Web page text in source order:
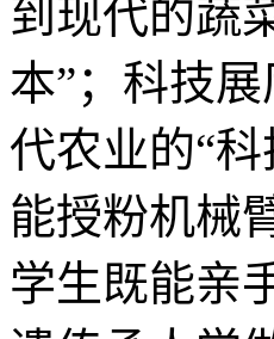
到现代的蔬
本”；科技
代农业的“
能授粉机械
学生既能亲